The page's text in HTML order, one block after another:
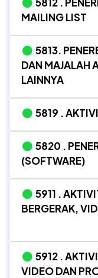
MAILING LIST
5813.
DAN MAJALAH
LAINNYA
5819 .
5820 .
(SOFTWARE)
5911 .
BERGERAK,
5912 .
VIDEO DAN